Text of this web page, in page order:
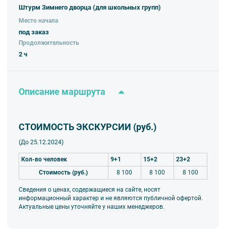
Штурм Зимнего дворца (для школьных групп)
Место начала
под заказ
Продолжительность
2 ч
Описание маршрута
СТОИМОСТЬ ЭКСКУРСИИ (руб.)
(До 25.12.2024)
Кол-во человек 9+1 15+2
23+2
Стоимость (руб.)
8 100 8 100 8 100
Сведения о ценах, содержащиеся на сайте, носят
информационный характер и не являются публичной офертой.
Актуальные цены уточняйте у наших менеджеров.